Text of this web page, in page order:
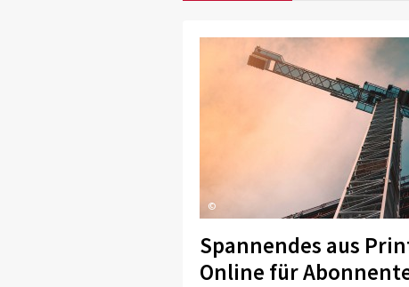
©
Spannendes aus
Online für